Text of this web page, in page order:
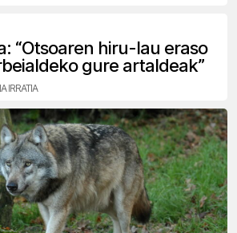
“Otsoaren hiru-lau eraso
gure artaldeak”
IRRATIA